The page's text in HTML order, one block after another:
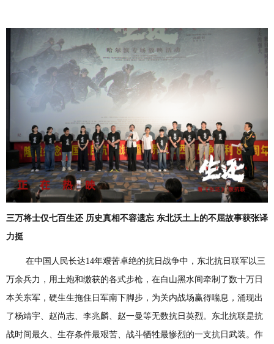
三万将士仅七百生还 历史真相不容遗忘 东北沃土上的不屈故事获张译
力挺
在中国人 民长达14年艰苦卓绝的抗日战争中 ，东北抗日联军以三
万余兵力 ，用土炮和缴获的各式步枪，在白山黑水间牵制了数十万日
本关东军，硬生生拖住日军南下脚步，为关内战场赢得喘息 ， 涌现出
了杨靖宇、赵尚志、李兆麟、赵一曼等无数抗日英烈。 东北抗联是抗
战时间最久、 生存条件最艰苦、 战斗牺牲最惨烈的一支抗日武装。作